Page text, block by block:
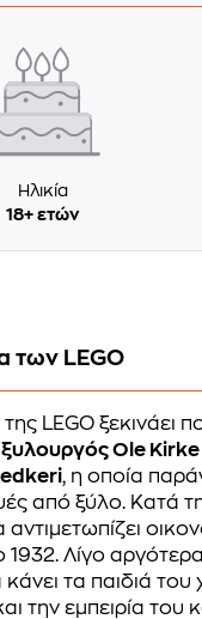
Ηλικία
18+ ετών
των LEGO
της LEGO ξεκινάει
ξυλουργός Ole
, η οποία
από ξύλο. Κατά
αντιμετωπίζει
1932. Λίγο
τα παιδιά του
την εμπειρία του